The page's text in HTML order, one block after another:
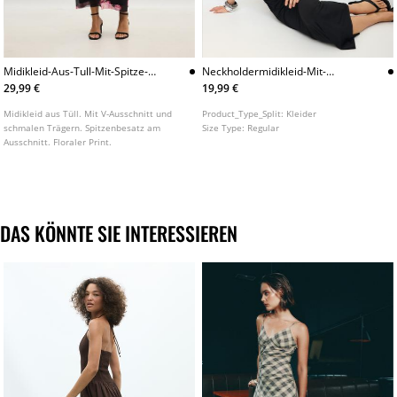
Midikleid-Aus-Tull-Mit-Spitze-
Und-Print
29,99 €
Midikleid aus Tüll. Mit V-Ausschnitt und
schmalen Trägern. Spitzenbesatz am
Ausschnitt. Floraler Print.
Neckholdermidikleid-Mit-
Rundhalsausschnitt
19,99 €
Product_Type_Split: Kleider
Size Type: Regular
DAS KÖNNTE SIE INTERESSIEREN